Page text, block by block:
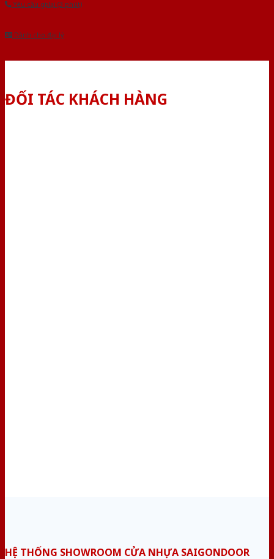
Yêu cầu gọi lại (3 phút)
Dành cho đại lý
ĐỐI TÁC KHÁCH HÀNG
HỆ THỐNG SHOWROOM CỬA NHỰA SAIGONDOOR